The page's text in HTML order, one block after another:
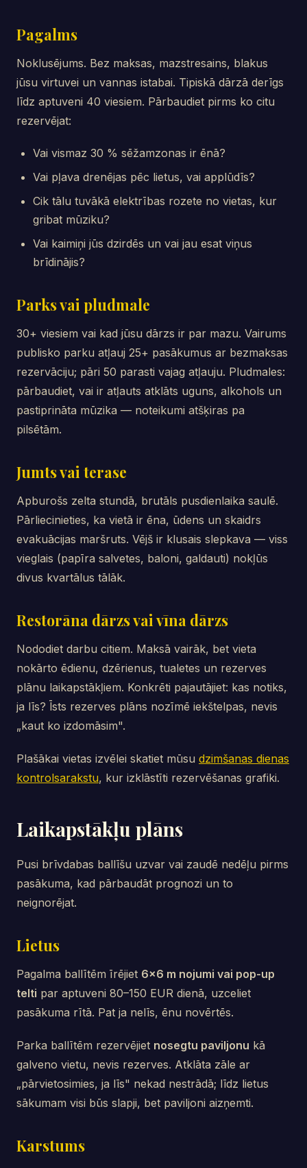
Pagalms
Noklusējums. Bez maksas, mazstresains, blakus
jūsu virtuvei un vannas istabai. Tipiskā dārzā derīgs
līdz aptuveni 40 viesiem. Pārbaudiet pirms ko citu
rezervējat:
Vai vismaz 30 % sēžamzonas ir ēnā?
Vai pļava drenējas pēc lietus, vai applūdīs?
Cik tālu tuvākā elektrības rozete no vietas, kur
gribat mūziku?
Vai kaimiņi jūs dzirdēs un vai jau esat viņus
brīdinājis?
Parks vai pludmale
30+ viesiem vai kad jūsu dārzs ir par mazu. Vairums
publisko parku atļauj 25+ pasākumus ar bezmaksas
rezervāciju; pāri 50 parasti vajag atļauju. Pludmales:
pārbaudiet, vai ir atļauts atklāts uguns, alkohols un
pastiprināta mūzika — noteikumi atšķiras pa
pilsētām.
Jumts vai terase
Apburošs zelta stundā, brutāls pusdienlaika saulē.
Pārliecinieties, ka vietā ir ēna, ūdens un skaidrs
evakuācijas maršruts. Vējš ir klusais slepkava — viss
vieglais (papīra salvetes, baloni, galdauti) nokļūs
divus kvartālus tālāk.
Restorāna dārzs vai vīna dārzs
Nododiet darbu citiem. Maksā vairāk, bet vieta
nokārto ēdienu, dzērienus, tualetes un rezerves
plānu laikapstākļiem. Konkrēti pajautājiet: kas notiks,
ja līs? Īsts rezerves plāns nozīmē iekštelpas, nevis
„kaut ko izdomāsim".
Plašākai vietas izvēlei skatiet mūsu dzimšanas dienas
kontrolsarakstu, kur izklāstīti rezervēšanas grafiki.
Laikapstākļu plāns
Pusi brīvdabas ballīšu uzvar vai zaudē nedēļu pirms
pasākuma, kad pārbaudāt prognozi un to
neignorējat.
Lietus
Pagalma ballītēm īrējiet 6×6 m nojumi vai pop-up
telti par aptuveni 80–150 EUR dienā, uzceliet
pasākuma rītā. Pat ja nelīs, ēnu novērtēs.
Parka ballītēm rezervējiet nosegtu paviljonu kā
galveno vietu, nevis rezerves. Atklāta zāle ar
„pārvietosimies, ja līs" nekad nestrādā; līdz lietus
sākumam visi būs slapji, bet paviljoni aizņemti.
Karstums